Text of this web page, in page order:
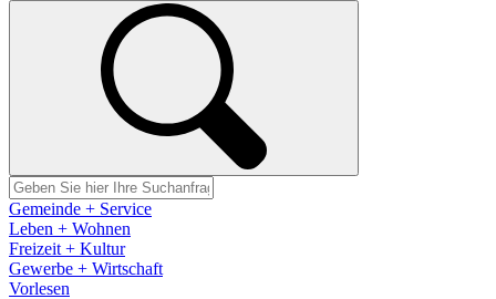
Gemeinde + Service
Leben + Wohnen
Freizeit + Kultur
Gewerbe + Wirtschaft
Vorlesen